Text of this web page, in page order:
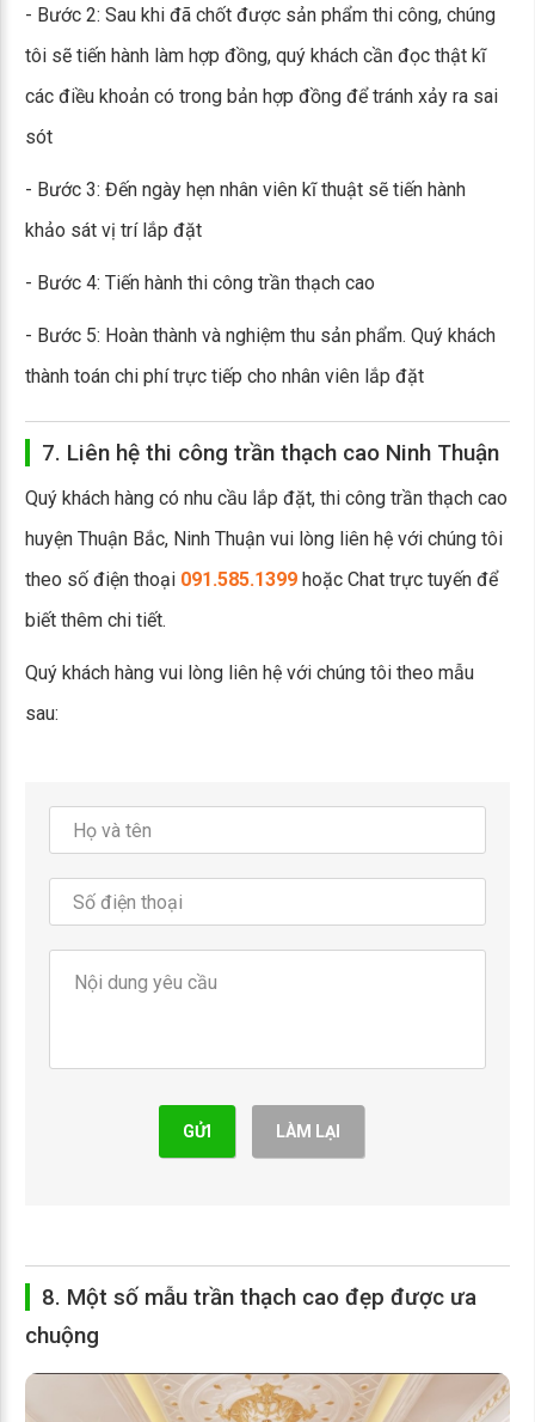
- Bước 2: Sau khi đã chốt được sản phẩm thi công, chúng
tôi sẽ tiến hành làm hợp đồng, quý khách cần đọc thật kĩ
các điều khoản có trong bản hợp đồng để tránh xảy ra sai
sót
- Bước 3: Đến ngày hẹn nhân viên kĩ thuật sẽ tiến hành
khảo sát vị trí lắp đặt
- Bước 4: Tiến hành thi công trần thạch cao
- Bước 5: Hoàn thành và nghiệm thu sản phẩm. Quý khách
thành toán chi phí trực tiếp cho nhân viên lắp đặt
7. Liên hệ thi công trần thạch cao Ninh Thuận
Quý khách hàng có nhu cầu lắp đặt, thi công trần thạch cao
huyện Thuận Bắc, Ninh Thuận vui lòng liên hệ với chúng tôi
theo số điện thoại 091.585.1399 hoặc Chat trực tuyến để
biết thêm chi tiết.
Quý khách hàng vui lòng liên hệ với chúng tôi theo mẫu
sau:
GỬI LÀM LẠI
8. Một số mẫu trần thạch cao đẹp được ưa
chuộng